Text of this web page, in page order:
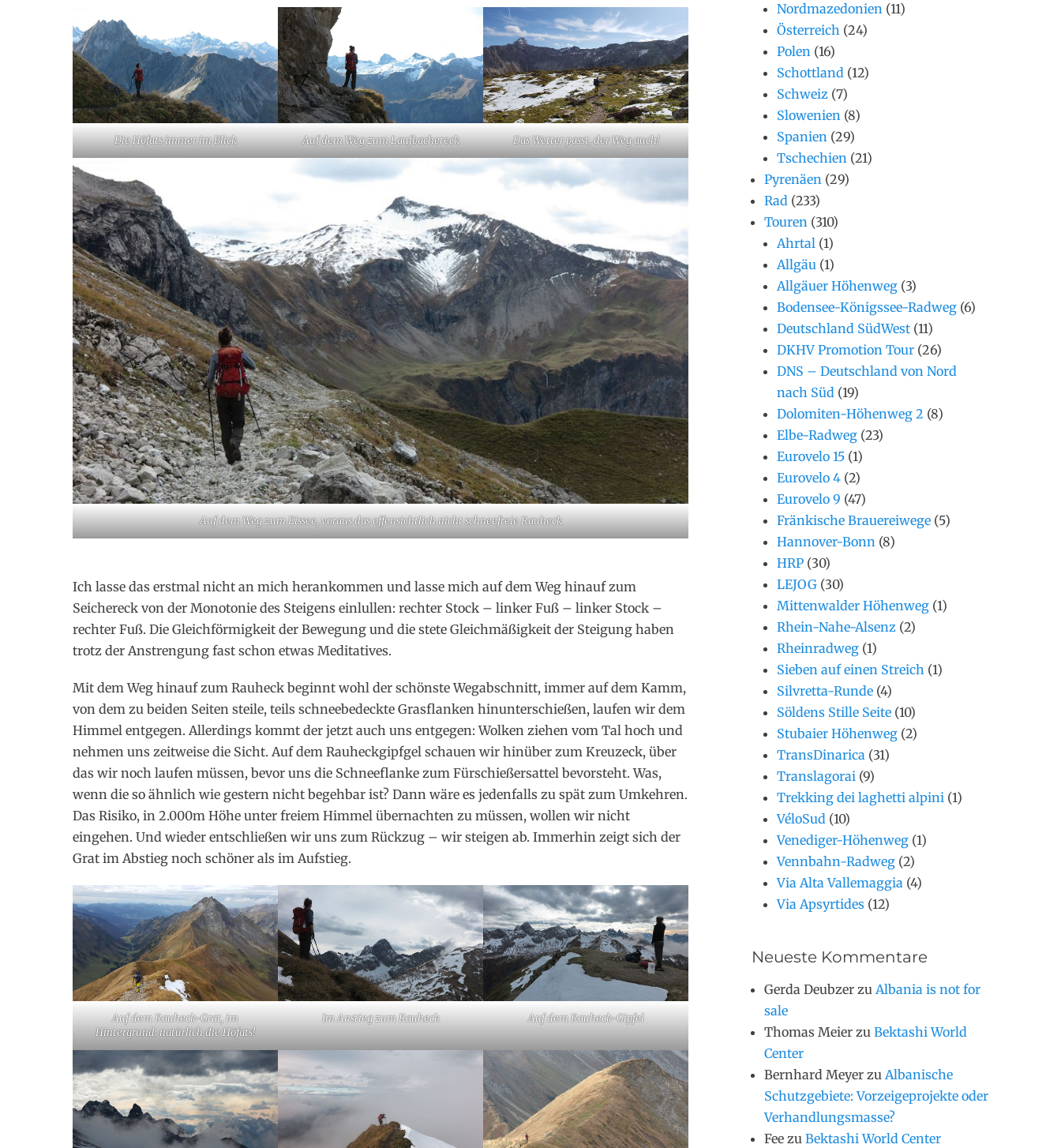
Die Höfats immer im Blick Auf dem Weg zum Laufbachereck Das Wetter passt, der Weg auch!
Auf dem Weg zum Eissee, voraus das offensichtlich nicht schneefreie Rauheck
Ich lasse das erstmal nicht an mich herankommen und lasse mich auf dem Weg hinauf zum
Seichereck von der Monotonie des Steigens einlullen: rechter Stock – linker Fuß – linker Stock –
rechter Fuß. Die Gleichförmigkeit der Bewegung und die stete Gleichmäßigkeit der Steigung haben
trotz der Anstrengung fast schon etwas Meditatives.
Mit dem Weg hinauf zum Rauheck beginnt wohl der schönste Wegabschnitt, immer auf dem Kamm,
von dem zu beiden Seiten steile, teils schneebedeckte Grasflanken hinunterschießen, laufen wir dem
Himmel entgegen. Allerdings kommt der jetzt auch uns entgegen: Wolken ziehen vom Tal hoch und
nehmen uns zeitweise die Sicht. Auf dem Rauheckgipfgel schauen wir hinüber zum Kreuzeck, über
das wir noch laufen müssen, bevor uns die Schneeflanke zum Fürschießersattel bevorsteht. Was,
wenn die so ähnlich wie gestern nicht begehbar ist? Dann wäre es jedenfalls zu spät zum Umkehren.
Das Risiko, in 2.000m Höhe unter freiem Himmel übernachten zu müssen, wollen wir nicht
eingehen. Und wieder entschließen wir uns zum Rückzug – wir steigen ab. Immerhin zeigt sich der
Grat im Abstieg noch schöner als im Aufstieg.
Auf dem Rauheck-Grat, im
Hintergrund: natürlich die Höfats!
Im Anstieg zum Rauheck Auf dem Rauheck-Gipfel
Nordmazedonien (11)
Österreich (24)
Polen (16)
Schottland (12)
Schweiz (7)
Slowenien (8)
Spanien (29)
Tschechien (21)
Pyrenäen (29)
Rad (233)
Touren (310)
Ahrtal (1)
Allgäu (1)
Allgäuer Höhenweg (3)
Bodensee-Königssee-Radweg (6)
Deutschland SüdWest (11)
DKHV Promotion Tour (26)
DNS – Deutschland von Nord
nach Süd (19)
Dolomiten-Höhenweg 2 (8)
Elbe-Radweg (23)
Eurovelo 15 (1)
Eurovelo 4 (2)
Eurovelo 9 (47)
Fränkische Brauereiwege (5)
Hannover-Bonn (8)
HRP (30)
LEJOG (30)
Mittenwalder Höhenweg (1)
Rhein-Nahe-Alsenz (2)
Rheinradweg (1)
Sieben auf einen Streich (1)
Silvretta-Runde (4)
Söldens Stille Seite (10)
Stubaier Höhenweg (2)
TransDinarica (31)
Translagorai (9)
Trekking dei laghetti alpini (1)
VéloSud (10)
Venediger-Höhenweg (1)
Vennbahn-Radweg (2)
Via Alta Vallemaggia (4)
Via Apsyrtides (12)
Neueste Kommentare
Gerda Deubzer zu Albania is not for
sale
Thomas Meier zu Bektashi World
Center
Bernhard Meyer zu Albanische
Schutzgebiete: Vorzeigeprojekte oder
Verhandlungsmasse?
Fee zu Bektashi World Center